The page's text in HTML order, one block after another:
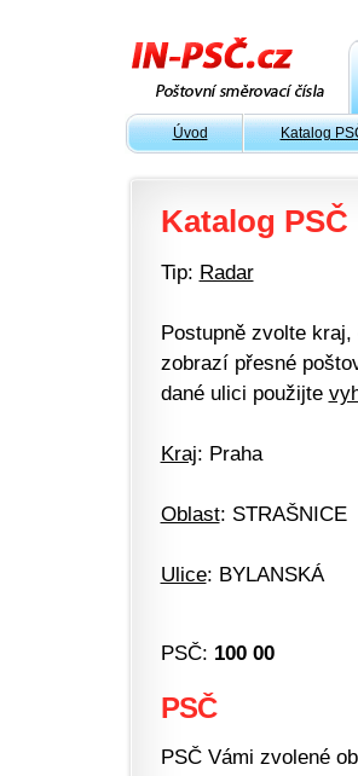
Úvod Katalog
Katalog PSČ
Tip: Radar
Postupně zvolte
zobrazí přesné
dané ulici použijte
Kraj: Praha
Oblast: STRAŠNICE
Ulice: BYLANSKÁ
PSČ: 100 00
PSČ
PSČ Vámi zvolené